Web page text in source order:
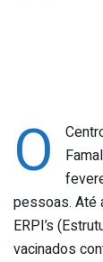
O
pessoas. Até
ERPI’s
vacinados